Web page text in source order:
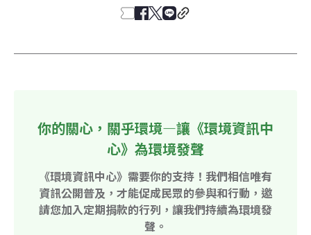
你的關心，關乎環境—讓《環境資訊中
心》為環境發聲
《環境資訊中心》需要你的支持！我們相信唯有
資訊公開普及，才能促成民眾的參與和行動，邀
請您加入定期捐款的行列，讓我們持續為環境發
聲。